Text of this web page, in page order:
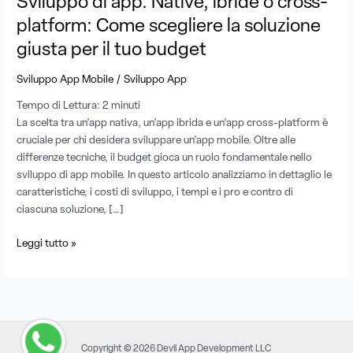
platform: Come scegliere la soluzione
giusta per il tuo budget
Sviluppo App Mobile /Sviluppo App
Tempo di Lettura:2 minuti
La scelta tra un’app nativa, un’app ibrida e un’app cross-platform è
cruciale per chi desidera sviluppare un’app mobile. Oltre alle
differenze tecniche, il budget gioca un ruolo fondamentale nello
sviluppo di app mobile. In questo articolo analizziamo in dettaglio le
caratteristiche, i costi di sviluppo, i tempi e i pro e contro di
ciascuna soluzione, […]
scegliere
la
soluzione
per
il
tuo
budget
Leggi tutto »
Copyright © 2026 Devil App Development LLC